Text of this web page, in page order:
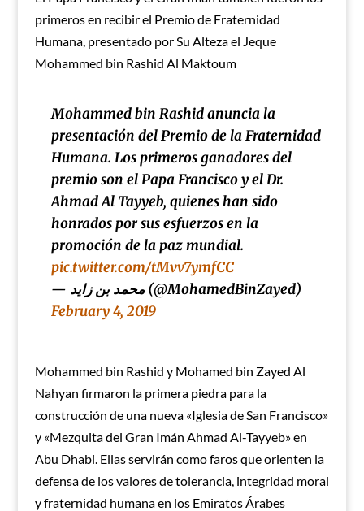
primeros en recibir el Premio de Fraternidad
Humana, presentado por Su Alteza el Jeque
Mohammed bin Rashid Al Maktoum
Mohammed bin Rashid anuncia la
presentación del Premio de la Fraternidad
Humana. Los primeros ganadores del
premio son el Papa Francisco y el Dr.
Ahmad Al Tayyeb, quienes han sido
honrados por sus esfuerzos en la
promoción de la paz mundial.
pic.twitter.com/tMvv7ymfCC
— محمد بن زايد (@MohamedBinZayed)
February 4, 2019
Mohammed bin Rashid y Mohamed bin Zayed Al
Nahyan firmaron la primera piedra para la
construcción de una nueva «Iglesia de San Francisco»
y «Mezquita del Gran Imán Ahmad Al-Tayyeb» en
Abu Dhabi. Ellas servirán como faros que orienten la
defensa de los valores de tolerancia, integridad moral
y fraternidad humana en los Emiratos Árabes